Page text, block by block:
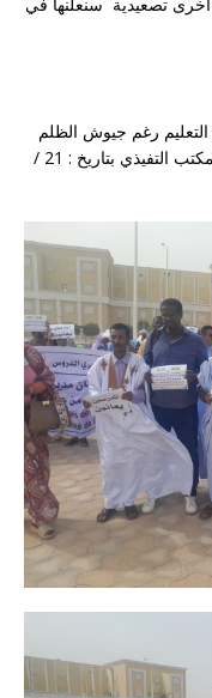
رغم جيوش الظلم
والفساد التي تحاصره وتنتهش كرامته عن المكتب التفيذي بتاريخ : 21 /